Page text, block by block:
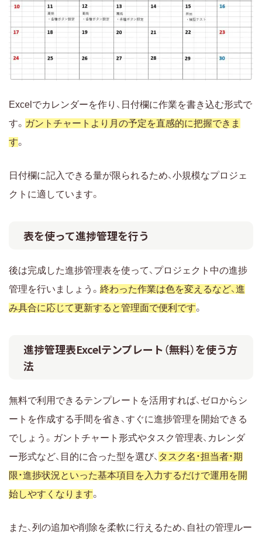
Excelでカレンダーを作り、日付欄に作業を書き込む形式で
す。 ガントチャートより月の予定を直感的に把握できま
す。
日付欄に記入できる量が限られるため、小規模なプロジェ
クトに適しています。
表を使って進捗管理を行う
後は完成した進捗管理表を使って、プロジェクト中の進捗
管理を行いましょう。 終わった作業は色を変えるなど、進
み具合に応じて更新すると管理面で便利です。
進捗管理表Excelテンプレート（無料）を使う方
法
無料で利用できるテンプレートを活用すれば、ゼロからシ
ートを作成する手間を省き、すぐに進捗管理を開始できる
でしょう。ガントチャート形式やタスク管理表、カレンダ
ー形式など、目的に合った型を選び、 タスク名・担当者・期
限・進捗状況といった基本項目を入力するだけで運用を開
始しやすくなります。
また、列の追加や削除を柔軟に行えるため、自社の管理ルー